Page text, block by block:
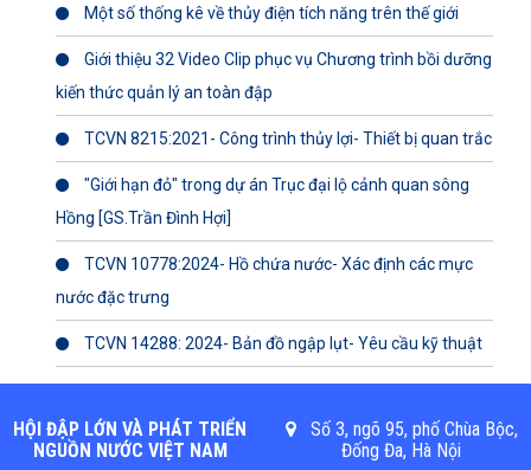
Một số thống kê về thủy điện tích năng trên thế giới
Giới thiệu 32 Video Clip phục vụ Chương trình bồi dưỡng
kiến thức quản lý an toàn đập
TCVN 8215:2021- Công trình thủy lợi- Thiết bị quan trắc
"Giới hạn đỏ" trong dự án Trục đại lộ cảnh quan sông
Hồng [GS.Trần Đình Hợi]
TCVN 10778:2024- Hồ chứa nước- Xác định các mực
nước đặc trưng
TCVN 14288: 2024- Bản đồ ngập lụt- Yêu cầu kỹ thuật
HỘI ĐẬP LỚN VÀ PHÁT TRIỂN
NGUỒN NƯỚC VIỆT NAM
Số 3, ngõ 95, phố Chùa Bộc,
Đống Đa, Hà Nội